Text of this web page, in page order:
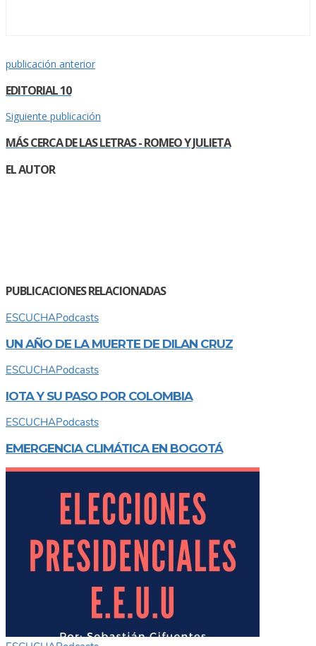
publicación anterior
EDITORIAL 10
Siguiente publicación
MÁS CERCA DE LAS LETRAS - ROMEO Y JULIETA
EL AUTOR
PUBLICACIONES RELACIONADAS
ESCUCHAPodcasts
UN AÑO DE LA MUERTE DE DILAN CRUZ
ESCUCHAPodcasts
IOTA Y SU PASO POR COLOMBIA
ESCUCHAPodcasts
EMERGENCIA CLIMÁTICA EN BOGOTÁ